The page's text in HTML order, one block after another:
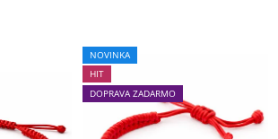
produktu
je
NOVINKA
HIT
DOPRAVA ZADARMO